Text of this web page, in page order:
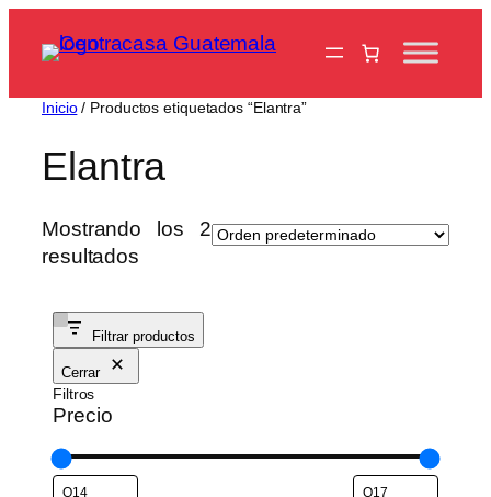
Inicio/ Productos etiquetados “Elantra”
Elantra
Mostrando los 2
resultados
Filtrar productos
Cerrar
Filtros
Precio